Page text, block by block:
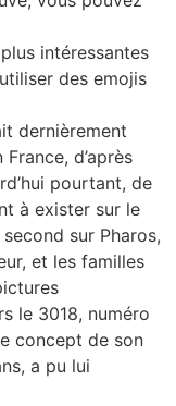
intéressantes
des emojis
dernièrement
d’après
pourtant, de
à exister sur le
sur Pharos,
et les familles
le 3018, numéro
concept de son
a pu lui